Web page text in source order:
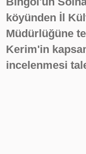
köyünden İl
Müdürlüğüne
Kerim'in
incelenmesi